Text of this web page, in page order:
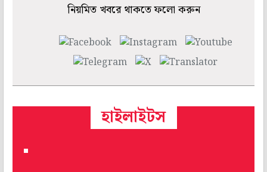
নিয়মিত খবরে থাকতে ফলো করুন
হাইলাইটস